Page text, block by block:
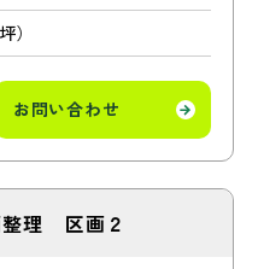
）
お問い合わせ
整理 区画２